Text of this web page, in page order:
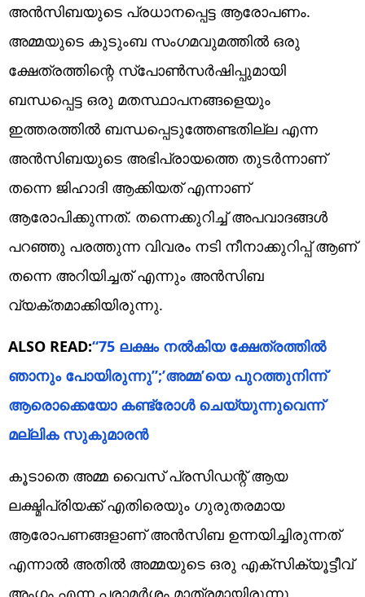
അൻസിബയുടെ പ്രധാനപ്പെട്ട ആരോപണം.
അമ്മയുടെ കുടുംബ സംഗമവുമത്തിൽ ഒരു
ക്ഷേത്രത്തിന്റെ സ്പോൺസർഷിപ്പുമായി
ബന്ധപ്പെട്ട ഒരു മതസ്ഥാപനങ്ങളെയും
ഇത്തരത്തിൽ ബന്ധപ്പെടുത്തേണ്ടതില്ല എന്ന
അൻസിബയുടെ അഭിപ്രായത്തെ തുടർന്നാണ്
തന്നെ ജിഹാദി ആക്കിയത് എന്നാണ്
ആരോപിക്കുന്നത്. തന്നെക്കുറിച്ച് അപവാദങ്ങൾ
പറഞ്ഞു പരത്തുന്ന വിവരം നടി നീനാക്കുറിപ്പ് ആണ്
തന്നെ അറിയിച്ചത് എന്നും അൻസിബ
വ്യക്തമാക്കിയിരുന്നു.
ALSO READ:“75 ലക്ഷം നൽകിയ ക്ഷേത്രത്തിൽ
ഞാനും പോയിരുന്നു”;’അമ്മ’യെ പുറത്തുനിന്ന്
ആരൊക്കെയോ കണ്ട്രോൾ ചെയ്യുന്നുവെന്ന്
മല്ലിക സുകുമാരൻ
കൂടാതെ അമ്മ വൈസ് പ്രസിഡന്റ് ആയ
ലക്ഷ്മിപ്രിയക്ക് എതിരെയും ഗുരുതരമായ
ആരോപണങ്ങളാണ് അൻസിബ ഉന്നയിച്ചിരുന്നത്
എന്നാൽ അതിൽ അമ്മയുടെ ഒരു എക്സിക്യൂട്ടീവ്
അംഗം എന്ന പരാമർശം മാത്രമായിരുന്നു